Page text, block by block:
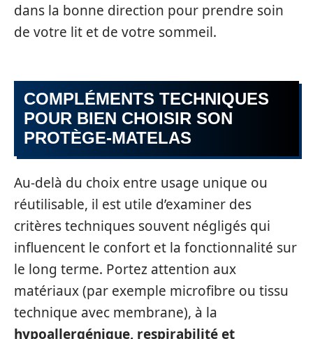
dans la bonne direction pour prendre soin
de votre lit et de votre sommeil.
COMPLÉMENTS TECHNIQUES
POUR BIEN CHOISIR SON
PROTÈGE-MATELAS
Au-delà du choix entre usage unique ou
réutilisable, il est utile d’examiner des
critères techniques souvent négligés qui
influencent le confort et la fonctionnalité sur
le long terme. Portez attention aux
matériaux (par exemple microfibre ou tissu
technique avec membrane), à la
hypoallergénique, respirabilité et